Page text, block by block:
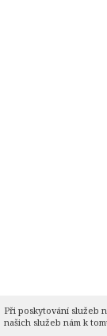
Při poskytování služeb
našich služeb nám k